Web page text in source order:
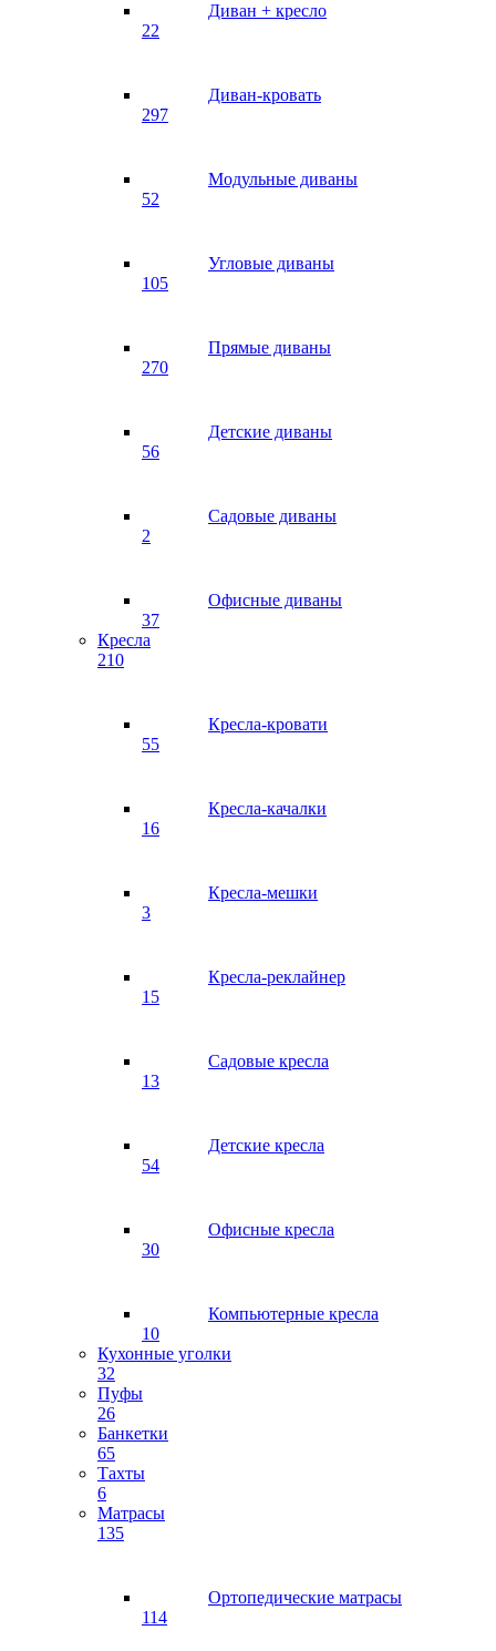
Диван + кресло
22
Диван-кровать
297
Модульные диваны
52
Угловые диваны
105
Прямые диваны
270
Детские диваны
56
Садовые диваны
2
Офисные диваны
37
Кресла
210
Кресла-кровати
55
Кресла-качалки
16
Кресла-мешки
3
Кресла-реклайнер
15
Садовые кресла
13
Детские кресла
54
Офисные кресла
30
Компьютерные кресла
10
Кухонные уголки
32
Пуфы
26
Банкетки
65
Тахты
6
Матрасы
135
Ортопедические матрасы
114